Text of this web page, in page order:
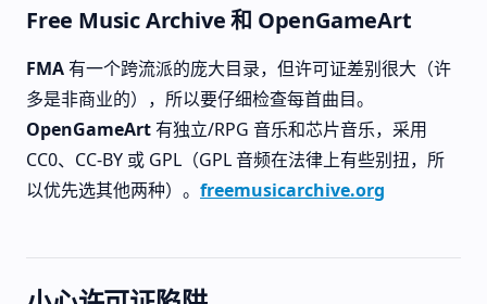
Free Music Archive 和 OpenGameArt
FMA有一个跨流派的庞大目录，但许可证差别很大（许
多是非商业的），所以要仔细检查每首曲目。
OpenGameArt有独立/RPG 音乐和芯片音乐，采用
CC0、CC-BY 或 GPL（GPL 音频在法律上有些别扭，所
以优先选其他两种）。 freemusicarchive.org